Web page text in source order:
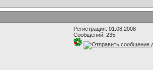
Регистрация: 01.08.2008
Сообщений: 235